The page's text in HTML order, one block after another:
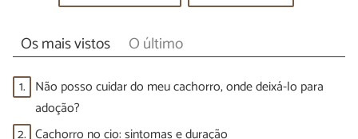
Os mais vistos O último
1. Não posso cuidar do meu cachorro, onde deixá-lo para
adoção?
2. Cachorro no cio: sintomas e duração